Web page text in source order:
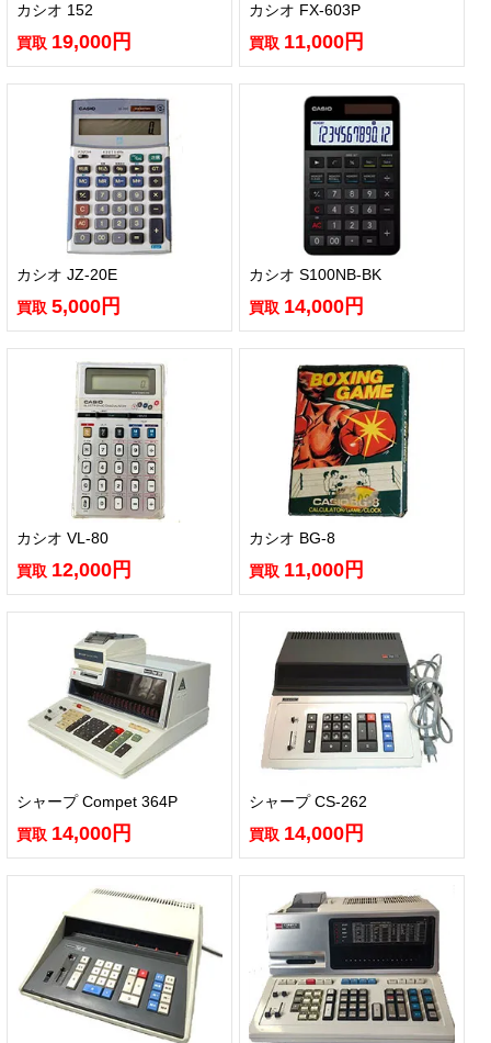
カシオ 152
買取 19,000円
カシオ FX-603P
買取 11,000円
カシオ JZ-20E
買取 5,000円
カシオ S100NB-BK
買取 14,000円
カシオ VL-80
買取 12,000円
カシオ BG-8
買取 11,000円
シャープ Compet 364P
買取 14,000円
シャープ CS-262
買取 14,000円